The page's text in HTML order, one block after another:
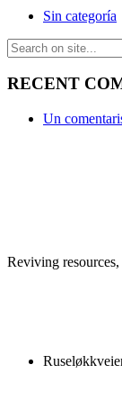
Sin categoría
RECENT
Un
Reviving